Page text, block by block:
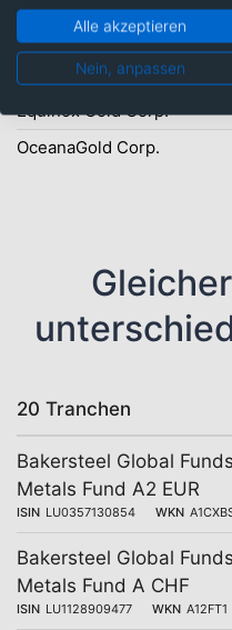
Aris Mining Corp.
Barrick Mining Corp.
Equinox Gold Corp.
OceanaGold Corp.
20 Tranchen
Bakersteel Global
Metals Fund A2 EUR
ISIN LU0357130854 WKN
Bakersteel Global
Metals Fund A CHF
ISIN LU1128909477 WKN A12FT1
Alle akzeptieren
Nein, anpassen